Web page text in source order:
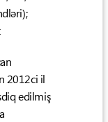
2012ci il
edilmiş